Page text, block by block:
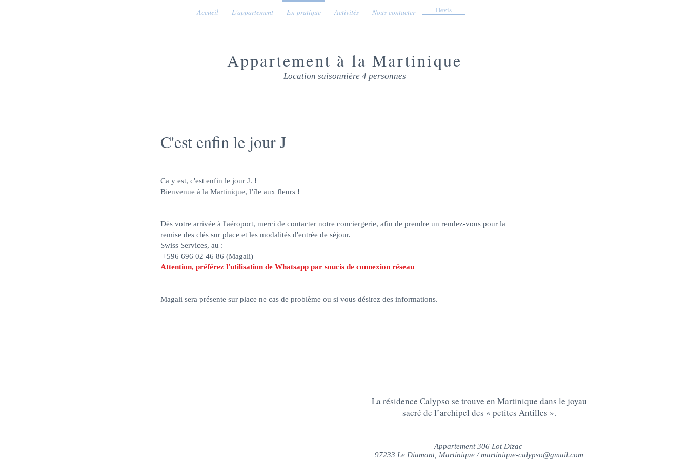
Accueil L'appartement En pratique Activités Nous contacter Devis
Appartement à la Martinique
Location saisonnière 4 personnes
C'est enfin le jour J
Ca y est, c'est enfin le jour J. !
Bienvenue à la Martinique, l’île aux fleurs !
Dès votre arrivée à l'aéroport, merci de contacter notre conciergerie, afin de prendre un rendez-vous pour la
remise des clés sur place et les modalités d'entrée de séjour.
Swiss Services, au :
+596 696 02 46 86 (Magali)
Attention, préférez l'utilisation de Whatsapp par soucis de connexion réseau
Magali sera présente sur place ne cas de problème ou si vous désirez des informations.
La résidence Calypso se trouve en Martinique dans le joyau
sacré de l’archipel des « petites Antilles ».
Appartement 306 Lot Dizac
97233 Le Diamant, Martinique /martinique-calypso@gmail.com